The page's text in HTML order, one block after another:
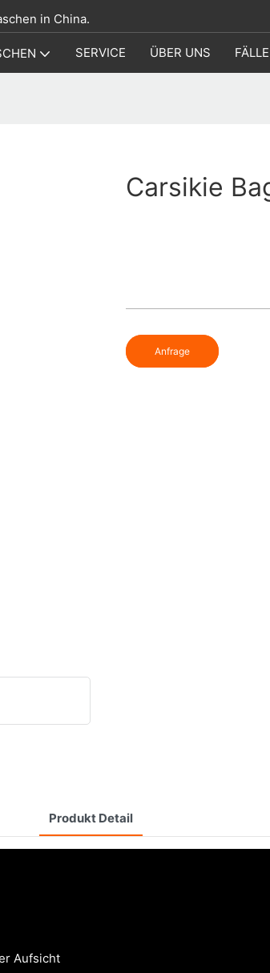
in China.
SERVICE ÜBER UNS FÄLLE
Carsikie
Anfrage
Produkt Detail
Aufsicht